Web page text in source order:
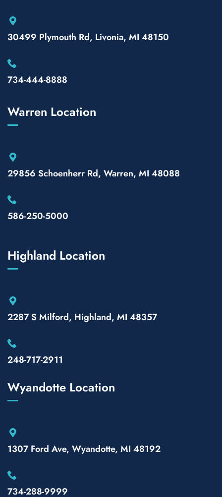
30499 Plymouth Rd, Livonia, MI 48150
734-444-8888
Warren Location
29856 Schoenherr Rd, Warren, MI 48088
586-250-5000
Highland Location
2287 S Milford, Highland, MI 48357
248-717-2911
Wyandotte Location
1307 Ford Ave, Wyandotte, MI 48192
734-288-9999